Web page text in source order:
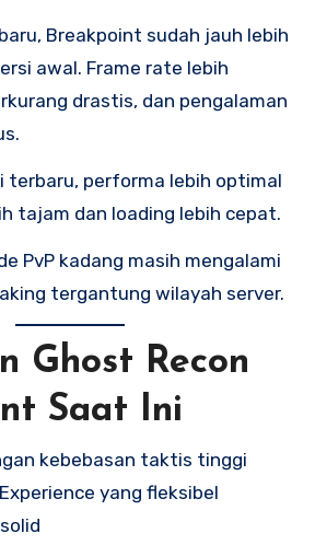
Breakpoint sudah jauh lebih
awal. Frame rate lebih
drastis, dan pengalaman
terbaru, performa lebih optimal
tajam dan loading lebih cepat.
PvP kadang masih mengalami
tergantung wilayah server.
Ghost Recon
Saat Ini
kebebasan taktis tinggi
yang fleksibel